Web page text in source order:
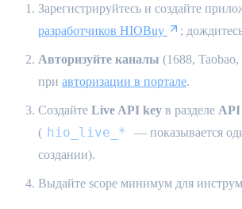
Зарегистрируйтесь и создайте
разработчиков HIOBuy
;
Авторизуйте каналы (1688,
при авторизации в портале.
Создайте Live API key в разделе API
( hio_live_*
— показывается
создании).
Выдайте scope минимум для